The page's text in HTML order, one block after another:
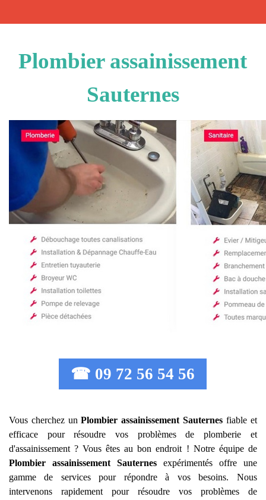
Plombier assainissement
Sauternes
☎ 09 72 56 54 56
Vous cherchez unPlombier assainissement Sauternes fiable et
efficace pour résoudre vos problèmes de plomberie et
d'assainissement ? Vous êtes au bon endroit ! Notre équipe de
Plombier assainissement
Sauternesexpérimentés offre une
gamme de services pour répondre à vos besoins. Nous
intervenons rapidement pour résoudre vos problèmes de